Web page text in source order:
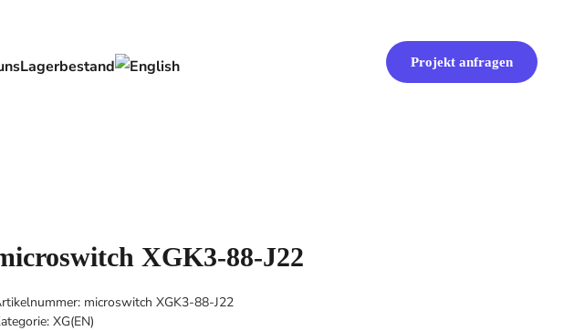
Lagerbestand Projekt anfragen
XGK3-88-J22
microswitch XGK3-88-J22
XG(EN)